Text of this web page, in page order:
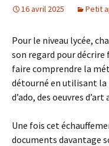
16 avril 2025 Petit
Pour le niveau lycée,
son regard pour
faire comprendre la
détourné en utilisant la
d’ado, des oeuvres
Une fois cet
documents davantage